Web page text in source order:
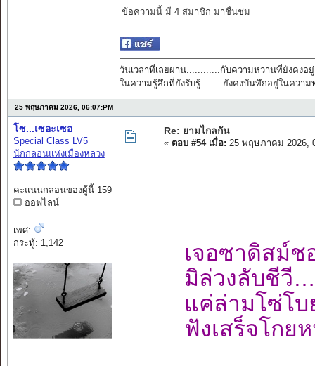
ข้อความนี้ มี 4 สมาชิก มาชื่นชม
วันเวลาที่เลยผ่าน............กับความหวานที่ยังคงอยู่
ในความรู้สึกที่ยังรับรู้........ยังคงบันทึกอยู่ในความ
25 พฤษภาคม 2026, 06:07:PM
โซ...เซอะเซอ
Special Class LV5
นักกลอนแห่งเมืองหลวง
คะแนนกลอนของผู้นี้ 159
ออฟไลน์
เพศ:
กระทู้: 1,142
Re: ยามไกลกัน
« ตอบ #54 เมื่อ: 25 พฤษภาคม 2026,
เจอซาดิส
มิล่วงลับชี
แค่ล่ามโซ่โ
ฟังเสร็จโก